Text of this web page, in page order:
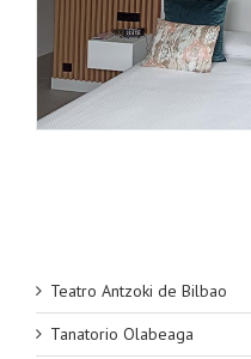
Teatro Antzoki de Bilbao
Tanatorio Olabeaga